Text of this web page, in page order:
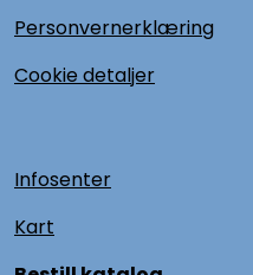
Personvernerklæring
Cookie detaljer
Infosenter
Kart